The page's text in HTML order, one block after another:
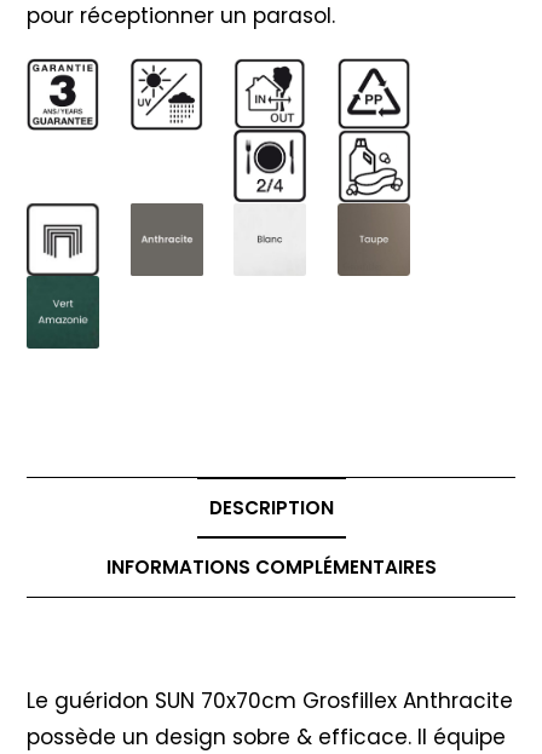
pour réceptionner un parasol.
DESCRIPTION
INFORMATIONS COMPLÉMENTAIRES
Le guéridon SUN 70x70cm Grosfillex Anthracite
possède un design sobre & efficace. Il équipe